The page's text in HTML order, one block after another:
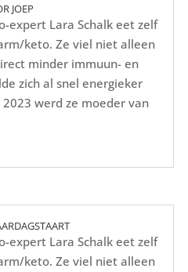
JOEP
expert Lara Schalk eet zelf
keto. Ze viel niet alleen
minder immuun- en
zich al snel energieker
werd ze moeder van
expert Lara Schalk eet zelf
keto. Ze viel niet alleen